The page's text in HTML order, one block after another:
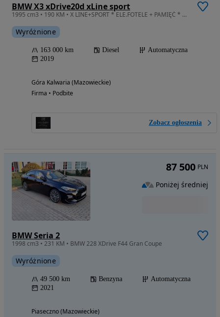
BMW X3 xDrive20d xLine sport
1995 cm3 • 190 KM • X LINE+SPORT * ELE.FOTELE + PAMIĘĆ * Aktywny tempomat* Keyless Go*
Wyróżnione
163 000 km Diesel
Automatyczna
2019
Góra Kalwaria (Mazowieckie)
Firma • Podbite
Zobacz ogłoszenia
BMW Seria 2
1998 cm3 • 231 KM • BMW 228 XDrive F44 Gran Coupe
Wyróżnione
49 500 km Benzyna
Automatyczna
2021
Piaseczno (Mazowieckie)
87 500 PLN
Poniżej średniej